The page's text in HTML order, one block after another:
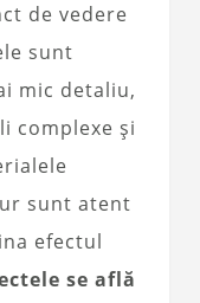
de vedere
sunt
mic detaliu,
complexe și
sunt atent
efectul
se află